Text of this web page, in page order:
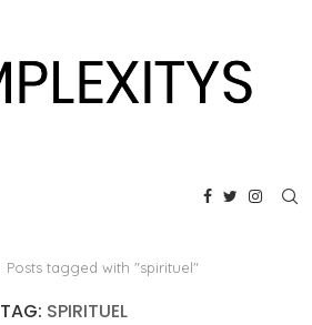
Posts tagged with "spirituel"
TAG: SPIRITUEL